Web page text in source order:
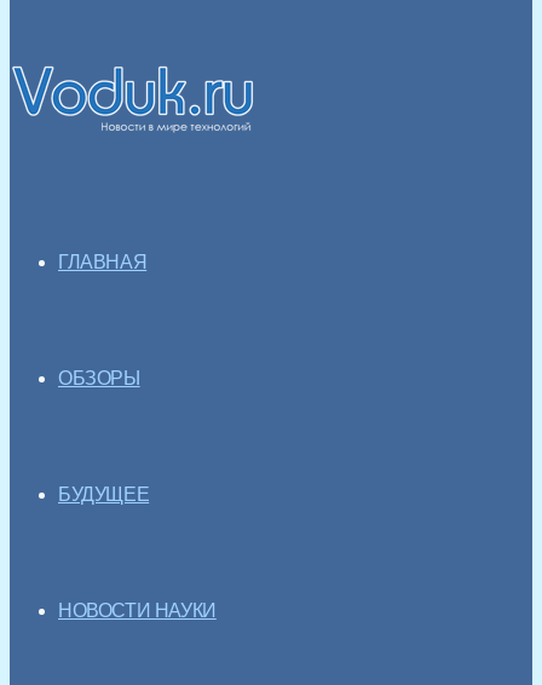
ГЛАВНАЯ
ОБЗОРЫ
БУДУЩЕЕ
НОВОСТИ НАУКИ